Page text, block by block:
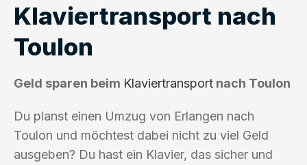
Klaviertransport nach
Toulon
Geld sparen beim Klaviertransport nach Toulon
Du planst einen Umzug von Erlangen nach
Toulon und möchtest dabei nicht zu viel Geld
ausgeben? Du hast ein Klavier, das sicher und